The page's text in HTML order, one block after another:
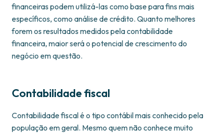
financeiras podem utilizá-las como base para fins mais
específicos, como análise de crédito. Quanto melhores
forem os resultados medidos pela contabilidade
financeira, maior será o potencial de crescimento do
negócio em questão.
Contabilidade fiscal
Contabilidade fiscal é o tipo contábil mais conhecido pela
população em geral. Mesmo quem não conhece muito